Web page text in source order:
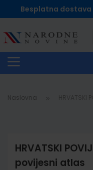
Besplatna dostava
Naslovna
HRVATSKI
povijesni atlas